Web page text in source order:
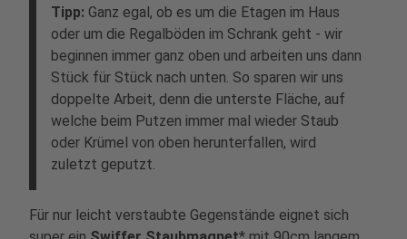
Tipp: Ganz egal, ob es um die Etagen im Haus
oder um die Regalböden im Schrank geht - wir
beginnen immer ganz oben und arbeiten uns dann
Stück für Stück nach unten. So sparen wir uns
doppelte Arbeit, denn die unterste Fläche, auf
welche beim Putzen immer mal wieder Staub
oder Krümel von oben herunterfallen, wird
zuletzt geputzt.
Für nur leicht verstaubte Gegenstände eignet sich